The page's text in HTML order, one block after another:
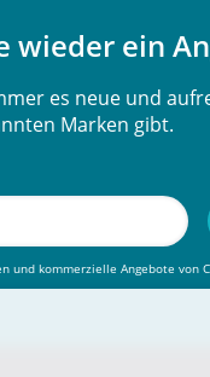
wieder ein
es neue und
Marken gibt.
kommerzielle Angebote von